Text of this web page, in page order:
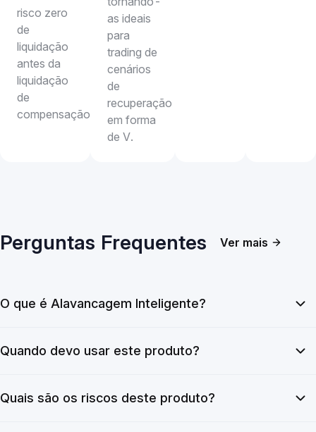
risco zero
de
liquidação
antes da
liquidação
de
compensação.
as ideais
para
trading de
cenários
de
recuperação
em forma
de V.
Perguntas Frequentes Ver mais
O que é Alavancagem Inteligente?
Quando devo usar este produto?
Quais são os riscos deste produto?